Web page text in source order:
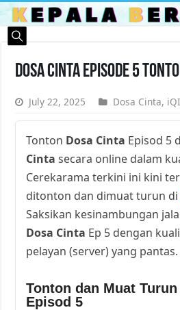
Dosa Cinta Episode 5
July 22, 2025 Dosa Cinta,
Tonton Dosa Cinta Episod 5
Cinta secara online dalam
Cerekarama terkini ini kini
ditonton dan dimuat turun di
Saksikan kesinambungan
Dosa Cinta Ep 5 dengan
pelayan (server) yang pantas.
Tonton dan Muat
Episod 5